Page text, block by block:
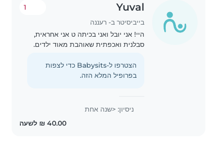
Yuval
בייביסיטר ב- רעננה
1
היי! אני יובל ואני בכיתה ט אני אחראית,
סבלנית ואכפתית שאוהבת מאוד ילדים.
סיפורים ולעזור להם להעביר את הזמן
בכיף ובבטחה. חשוב לי ליצור לילדים
הצטרפו ל-Babysits כדי לצפות
בפרופיל המלא הזה.
ניסיון: <שנה אחת